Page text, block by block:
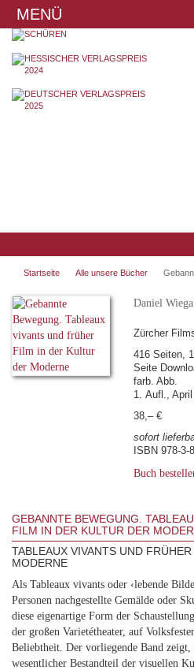
MENÜ
Startseite Alle unsere Bücher
Daniel
Zürcher
416 Seiten,
Seite
farb. Abb.
1. Aufl.,
38,– €
sofort
ISBN 978-3-
Buch
GEBANNTE BEWEGUNG.
FILM IN DER KULTUR DER
TABLEAUX VIVANTS UND
MODERNE
Als Tableaux vivants oder ‹lebende
Personen nachgestellte Gemälde oder
diese eigenartige Form der
der großen Varietétheater, auf
Beliebtheit. Der vorliegende Band zeigt,
wesentlicher Bestandteil der visuellen